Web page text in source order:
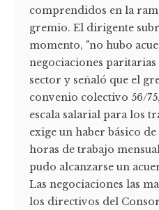
comprendidos en la
gremio. El dirigente
momento, "no hubo
negociaciones paritarias
sector y señaló que el
convenio colectivo 56/
escala salarial para los
exige un haber básico
horas de trabajo
pudo alcanzarse un
Las negociaciones las
los directivos del